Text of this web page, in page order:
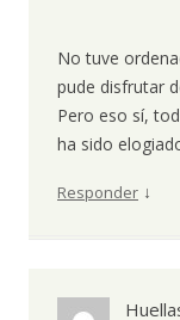
No tuve
pude disfrutar
Pero eso sí,
ha sido
Responder ↓